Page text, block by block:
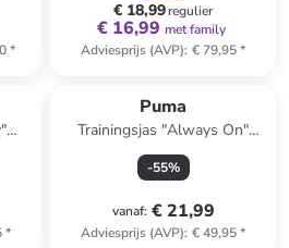
*
€ 18,99regulier
€ 16,99 met family
Adviesprijs (AVP): € 79,95*
*
Puma
Trainingsjas "Always On"
lichtroze/bordeaux
-55%
vanaf: € 21,99
Adviesprijs (AVP): € 49,95*